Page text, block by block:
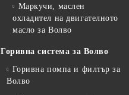
Маркучи, маслен
охладител на двигателното
масло за Волво
Горивна система за Волво
Горивна помпа и филтър за
Волво